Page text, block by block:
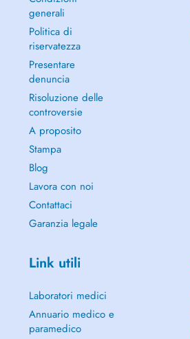
generali
Politica di
riservatezza
Presentare
denuncia
Risoluzione delle
controversie
A proposito
Stampa
Blog
Lavora con noi
Contattaci
Garanzia legale
Link utili
Laboratori medici
Annuario medico e
paramedico